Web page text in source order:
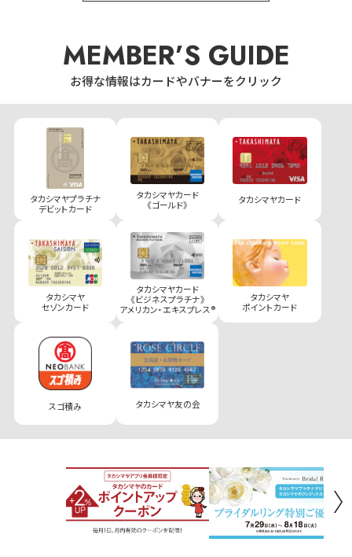
MEMBER’S GUIDE
お得な情報はカードやバナーをクリック
タカシマヤプラチナ
デビットカード
タカシマヤカード
《ゴールド》
タカシマヤカード
タカシマヤ
セゾンカード
タカシマヤカード
《ビジネスプラチナ》
アメリカン・エキスプレス®
タカシマヤ
ポイントカード
スゴ積み タカシマヤ友の会